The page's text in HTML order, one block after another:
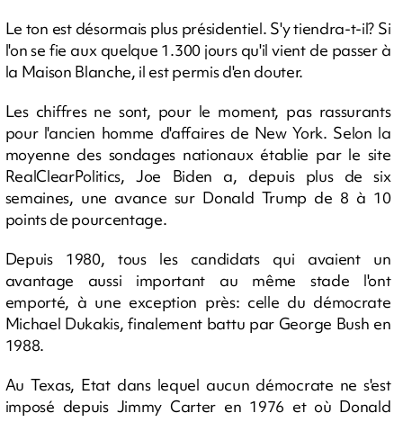
Le ton est désormais plus présidentiel. S'y tiendra-t-il? Si
l'on se fie aux quelque 1.300 jours qu'il vient de passer à
la Maison Blanche, il est permis d'en douter.
Les chiffres ne sont, pour le moment, pas rassurants
pour l'ancien homme d'affaires de New York. Selon la
moyenne des sondages nationaux établie par le site
RealClearPolitics, Joe Biden a, depuis plus de six
semaines, une avance sur Donald Trump de 8 à 10
points de pourcentage.
Depuis 1980, tous les candidats qui avaient un
avantage aussi important au même stade l'ont
emporté, à une exception près: celle du démocrate
Michael Dukakis, finalement battu par George Bush en
1988.
Au Texas, Etat dans lequel aucun démocrate ne s'est
imposé depuis Jimmy Carter en 1976 et où Donald